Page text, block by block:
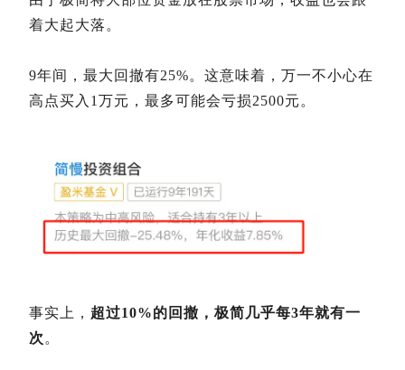
着大起大落。
9年间，最大回撤有25%。这意味着，万一不小心在
高点买入1万元，最多可能会亏损2500元。
事实上， 超过10%的回撤，极简几乎每3年就有一
次 。